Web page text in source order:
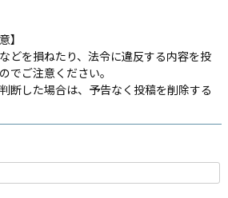
】
どを損ねたり、法令に違反する内容を投
でご注意ください。
断した場合は、予告なく投稿を削除する